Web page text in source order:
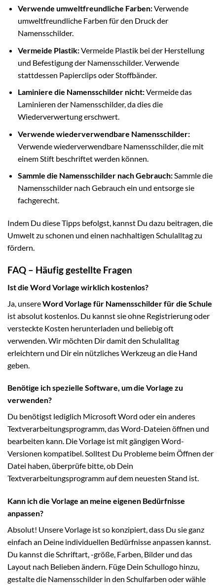
Verwende umweltfreundliche Farben:Verwende
umweltfreundliche Farben für den Druck der
Namensschilder.
Vermeide Plastik:Vermeide Plastik bei der Herstellung
und Befestigung der Namensschilder. Verwende
stattdessen Papierclips oder Stoffbänder.
Laminiere die Namensschilder nicht:Vermeide das
Laminieren der Namensschilder, da dies die
Wiederverwertung erschwert.
Verwende wiederverwendbare Namensschilder:
Verwende wiederverwendbare Namensschilder, die mit
einem Stift beschriftet werden können.
Sammle die Namensschilder nach Gebrauch:Sammle die
Namensschilder nach Gebrauch ein und entsorge sie
fachgerecht.
Indem Du diese Tipps befolgst, kannst Du dazu beitragen, die
Umwelt zu schonen und einen nachhaltigen Schulalltag zu
fördern.
FAQ – Häufig gestellte Fragen
Ist die Word Vorlage wirklich kostenlos?
Ja, unsereWord Vorlage für Namensschilder für die Schule
ist absolut kostenlos. Du kannst sie ohne Registrierung oder
versteckte Kosten herunterladen und beliebig oft
verwenden. Wir möchten Dir damit den Schulalltag
erleichtern und Dir ein nützliches Werkzeug an die Hand
geben.
Benötige ich spezielle Software, um die Vorlage zu
verwenden?
Du benötigst lediglich Microsoft Word oder ein anderes
Textverarbeitungsprogramm, das Word-Dateien öffnen und
bearbeiten kann. Die Vorlage ist mit gängigen Word-
Versionen kompatibel. Solltest Du Probleme beim Öffnen der
Datei haben, überprüfe bitte, ob Dein
Textverarbeitungsprogramm auf dem neuesten Stand ist.
Kann ich die Vorlage an meine eigenen Bedürfnisse
anpassen?
Absolut! Unsere Vorlage ist so konzipiert, dass Du sie ganz
einfach an Deine individuellen Bedürfnisse anpassen kannst.
Du kannst die Schriftart, -größe, Farben, Bilder und das
Layout nach Belieben ändern. Füge Dein Schullogo hinzu,
gestalte die Namensschilder in den Schulfarben oder wähle